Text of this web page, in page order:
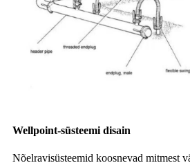
Wellpoint-süsteemi disain
Nõelravisüsteemid koosnevad mitmest